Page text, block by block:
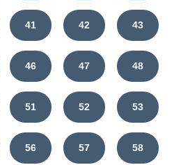
41 42 43
46 47 48
51 52 53
56 57 58